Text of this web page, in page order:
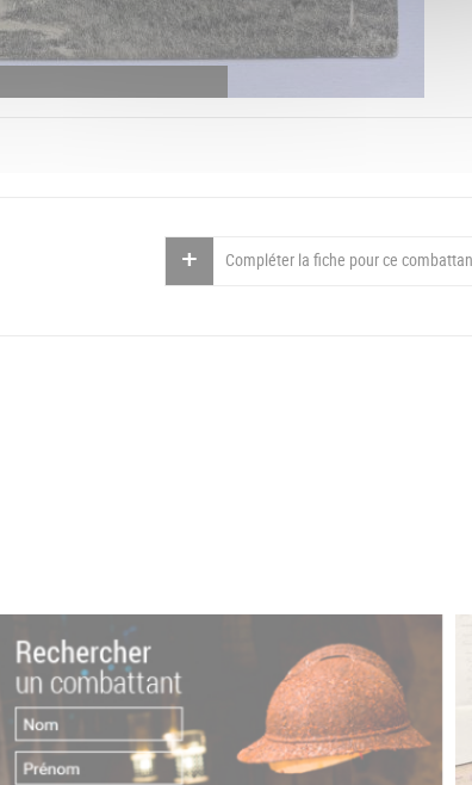
Compléter la fiche pour ce